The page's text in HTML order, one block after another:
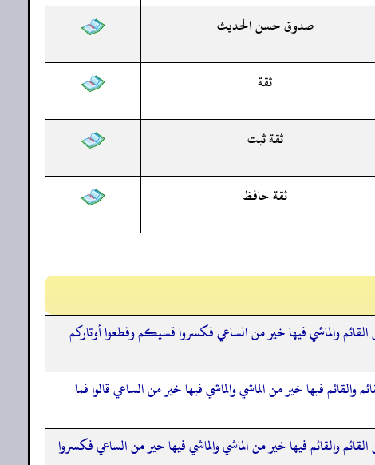
صدوق حسن الحديث
ثقة
ثقة ثبت
ثقة حافظ
والماشي فيها خير من الساعي فكسروا قسيكم وقطعوا أوتاركم
فيها خير من الماشي والماشي فيها خير من الساعي قالوا فما
والقائم فيها خير من الماشي والماشي فيها خير من الساعي فكسروا